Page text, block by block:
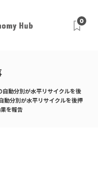
0
自動分別が水平リサイクルを後
動分別が水平リサイクルを後押
を報告